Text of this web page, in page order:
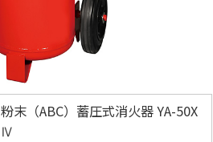
粉末（ABC）蓄圧式消火器 YA-50X
Ⅳ